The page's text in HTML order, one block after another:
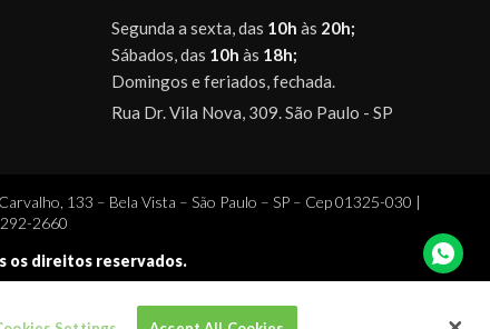
Segunda a sexta, das 10h às 20h;
Sábados, das 10h às 18h;
Domingos e feriados, fechada.
Rua Dr. Vila Nova, 309. São Paulo - SP
133 – Bela Vista – São Paulo – SP – Cep 01325-030 |
2660
os direitos reservados.